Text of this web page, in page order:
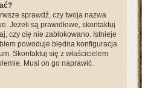
sprawdź, czy twoja nazwa
Jeżeli są prawidłowe, skontaktuj
czy cię nie zablokowano. Istnieje
powoduje błędna konfiguracja
Skontaktuj się z właścicielem
Musi on go naprawić.